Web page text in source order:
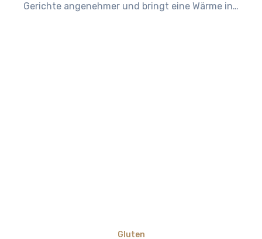
Gerichte angenehmer und bringt eine Wärme in…
Gluten